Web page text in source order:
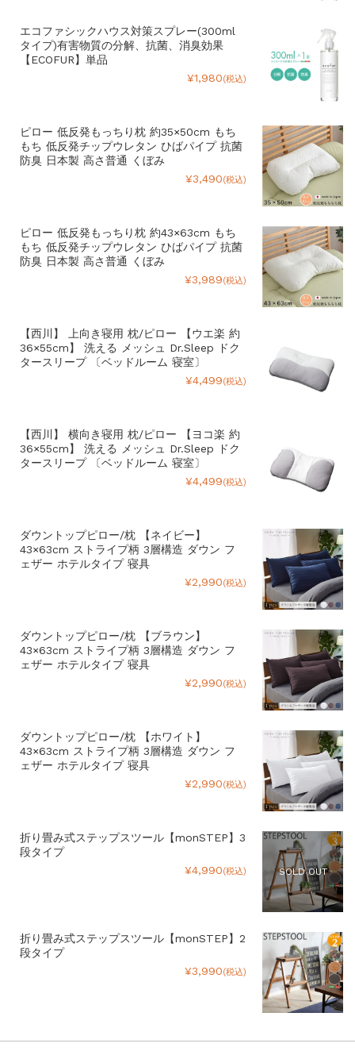
エコファシックハウス対策スプレー(300ml
タイプ)有害物質の分解、抗菌、消臭効果
【ECOFUR】単品
¥1,980(税込)
ピロー 低反発もっちり枕 約35×50cm もち
もち 低反発チップウレタン ひばパイプ 抗菌
防臭 日本製 高さ普通 くぼみ
¥3,490(税込)
ピロー 低反発もっちり枕 約43×63cm もち
もち 低反発チップウレタン ひばパイプ 抗菌
防臭 日本製 高さ普通 くぼみ
¥3,989(税込)
【西川】 上向き寝用 枕/ピロー 【ウエ楽 約
36×55cm】 洗える メッシュ Dr.Sleep ドク
タースリープ 〔ベッドルーム 寝室〕
¥4,499(税込)
【西川】 横向き寝用 枕/ピロー 【ヨコ楽 約
36×55cm】 洗える メッシュ Dr.Sleep ドク
タースリープ 〔ベッドルーム 寝室〕
¥4,499(税込)
ダウントップピロー/枕 【ネイビー】
43×63cm ストライプ柄 3層構造 ダウン フ
ェザー ホテルタイプ 寝具
¥2,990(税込)
ダウントップピロー/枕 【ブラウン】
43×63cm ストライプ柄 3層構造 ダウン フ
ェザー ホテルタイプ 寝具
¥2,990(税込)
ダウントップピロー/枕 【ホワイト】
43×63cm ストライプ柄 3層構造 ダウン フ
ェザー ホテルタイプ 寝具
¥2,990(税込)
SOLD OUT
折り畳み式ステップスツール【monSTEP】3
段タイプ
¥4,990(税込)
折り畳み式ステップスツール【monSTEP】2
段タイプ
¥3,990(税込)